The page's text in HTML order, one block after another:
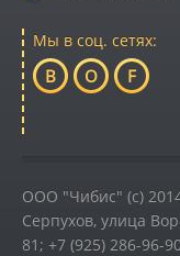
Мы в соц. сетях:
B O F
ООО "Чибис" (c)
Серпухов, улица
81; +7 (925) 286-96-